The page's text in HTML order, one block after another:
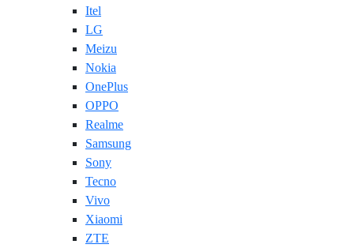
Itel
LG
Meizu
Nokia
OnePlus
OPPO
Realme
Samsung
Sony
Tecno
Vivo
Xiaomi
ZTE